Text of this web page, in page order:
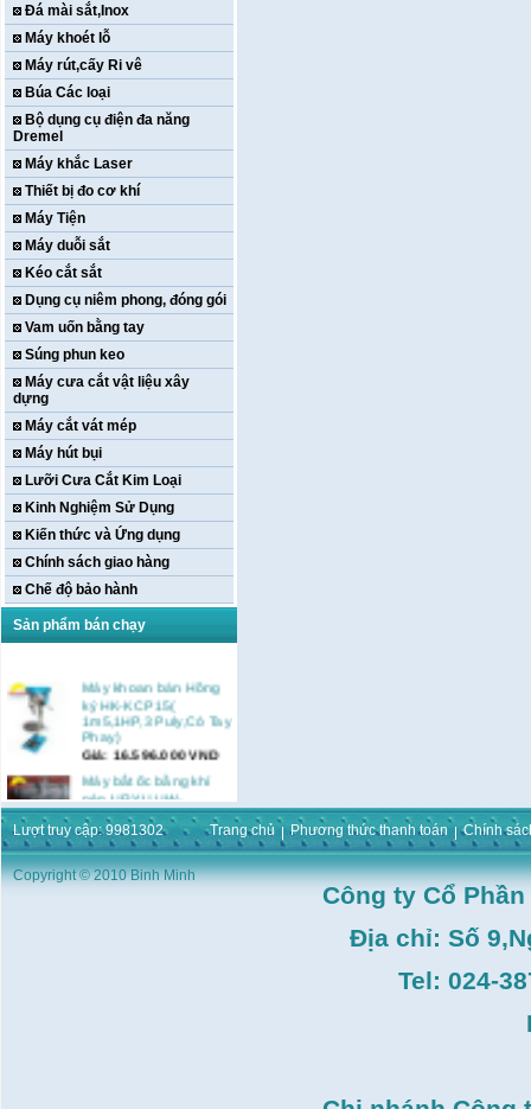
Đá mài sắt,Inox
Máy khoét lỗ
Máy rút,cấy Ri vê
Búa Các loại
Bộ dụng cụ điện đa năng
Dremel
Máy khắc Laser
Thiết bị đo cơ khí
Máy Tiện
Máy duỗi sắt
Kéo cắt sắt
Dụng cụ niêm phong, đóng gói
Vam uốn bằng tay
Súng phun keo
Máy cưa cắt vật liệu xây
dựng
Máy cắt vát mép
Máy hút bụi
Lưỡi Cưa Cắt Kim Loại
Kinh Nghiệm Sử Dụng
Kiến thức và Ứng dụng
Chính sách giao hàng
Chế độ bảo hành
Sản phẩm bán chạy
Máy khoan bàn Hồng
ký HK-KCP15(
1m5,1HP,3 Puly,Có Tay
Phay)
Giá:16.596.000VND
Máy bắt ốc bằng khí
nén URYU UW-
9SK(M10)
Giá:0VND
Máy duỗi sắt Hồng ký
HK–DSM114( 1HP,Ø8 -
Lượt truy cập: 9981302 Trang chủ Phương thức thanh toán Chính
Copyright © 2010 Binh Minh
Công ty Cổ
Địa chỉ: Số
Tel: 024-